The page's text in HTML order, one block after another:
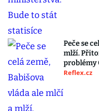
Peče se
mlží.
problémy
Reflex.cz